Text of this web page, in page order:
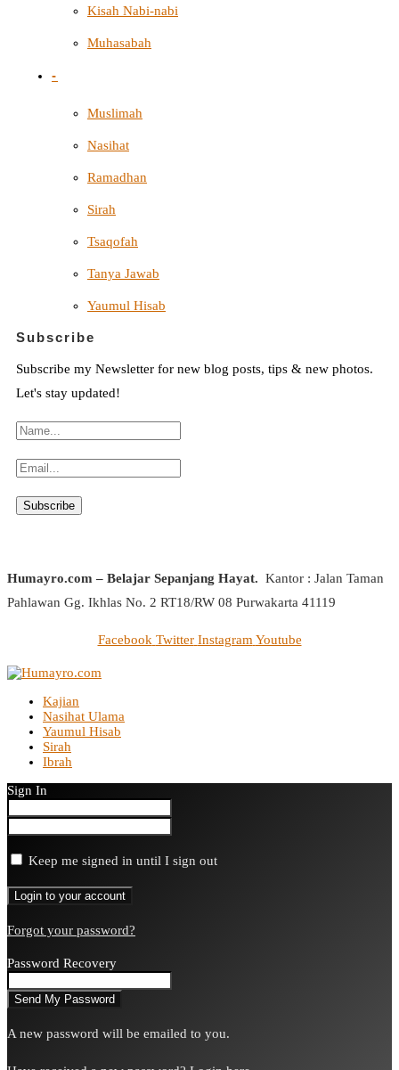
Kisah Nabi-nabi
Muhasabah
-
Muslimah
Nasihat
Ramadhan
Sirah
Tsaqofah
Tanya Jawab
Yaumul Hisab
Subscribe
Subscribe my Newsletter for new blog posts, tips & new photos.
Let's stay updated!
Humayro.com – Belajar Sepanjang Hayat. Kantor : Jalan Taman
Pahlawan Gg. Ikhlas No. 2 RT18/RW 08 Purwakarta 41119
Facebook Twitter Instagram Youtube
Kajian
Nasihat Ulama
Yaumul Hisab
Sirah
Ibrah
Sign In
Keep me signed in until I sign out
Forgot your password?
Password Recovery
A new password will be emailed to you.